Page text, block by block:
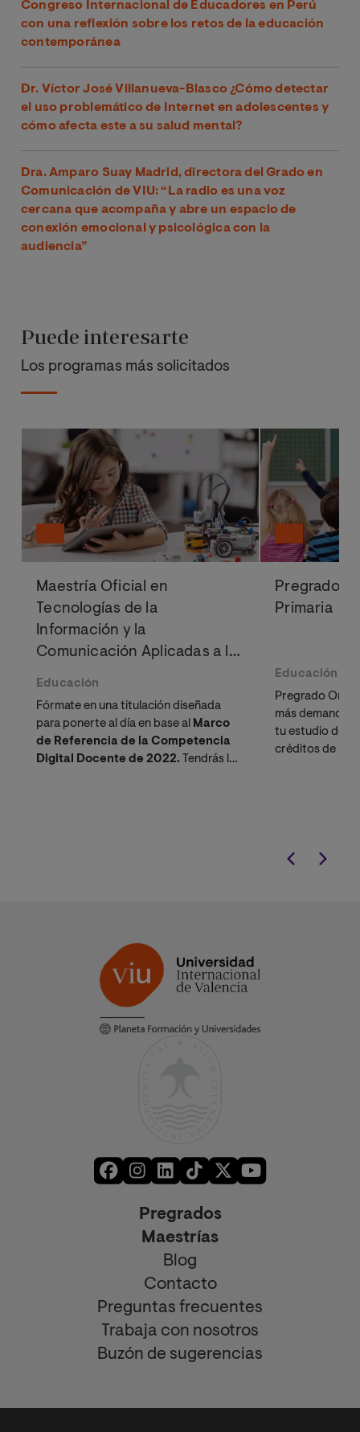
Congreso Internacional de Educadores en Perú
con una reflexión sobre los retos de la educación
contemporánea
Dr. Víctor José Villanueva-Blasco ¿Cómo detectar
el uso problemático de Internet en adolescentes y
cómo afecta este a su salud mental?
Dra. Amparo Suay Madrid, directora del Grado en
Comunicación de VIU: “La radio es una voz
cercana que acompaña y abre un espacio de
conexión emocional y psicológica con la
audiencia”
Puede interesarte
Los programas más solicitados
Maestría Oficial en
Tecnologías de la
Información y la
Comunicación Aplicadas a la
Educación
Educación
Fórmate en una titulación diseñada
para ponerte al día en base al Marco
de Referencia de la Competencia
Digital Docente de 2022. Tendrás la
Pregrado
Primaria
Educación
Pregrado
más
tu estudio de
créditos de
Pregrados
Maestrías
Blog
Contacto
Preguntas frecuentes
Trabaja con nosotros
Buzón de sugerencias